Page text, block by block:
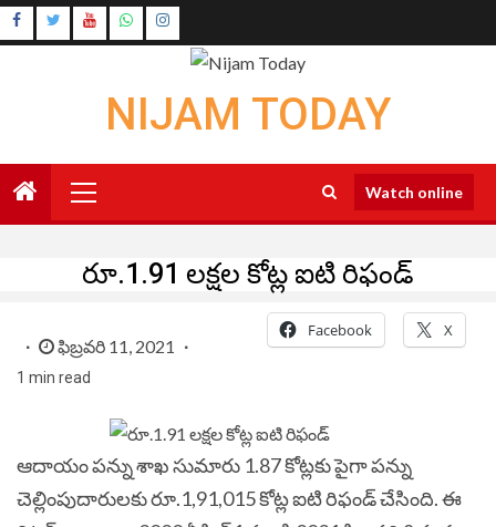
Skip
to
Instagram
NIJAM TODAY
Menu
Watch online
రూ.1.91 లక్షల కోట్ల ఐటి రిఫండ్
ఫిబ్రవరి 11, 2021
1 min read
Facebook X
ఆదాయం పన్ను శాఖ సుమారు 1.87 కోట్లకు పైగా పన్ను
చెల్లింపుదారులకు రూ.1,91,015 కోట్ల ఐటి రిఫండ్ చేసింది. ఈ